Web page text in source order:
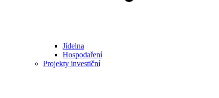
Jídelna
Hospodaření
Projekty investiční